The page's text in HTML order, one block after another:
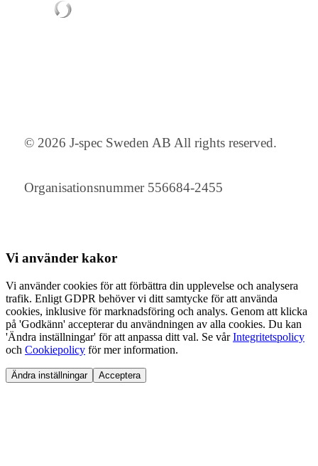
© 2026 J-spec Sweden AB All rights reserved.
Organisationsnummer 556684-2455
Vi använder kakor
Vi använder cookies för att förbättra din upplevelse och analysera
trafik. Enligt GDPR behöver vi ditt samtycke för att använda
cookies, inklusive för marknadsföring och analys. Genom att klicka
på 'Godkänn' accepterar du användningen av alla cookies. Du kan
'Ändra inställningar' för att anpassa ditt val. Se vårIntegritetspolicy
och Cookiepolicy för mer information.
Ändra inställningar Acceptera